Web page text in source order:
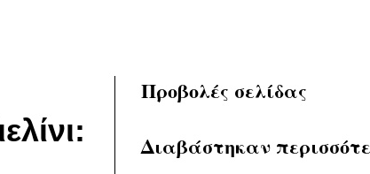
Προβολές σελίδας
Διαβάστηκαν